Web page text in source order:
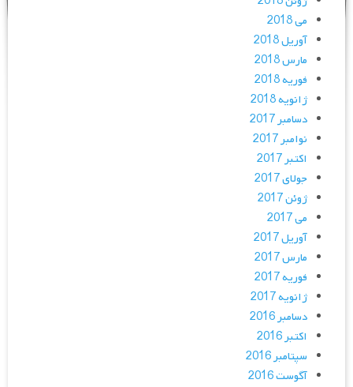
می 2018
آوریل 2018
مارس 2018
فوریه 2018
ژانویه 2018
دسامبر 2017
نوامبر 2017
اکتبر 2017
جولای 2017
ژوئن 2017
می 2017
آوریل 2017
مارس 2017
فوریه 2017
ژانویه 2017
دسامبر 2016
اکتبر 2016
سپتامبر 2016
آگوست 2016